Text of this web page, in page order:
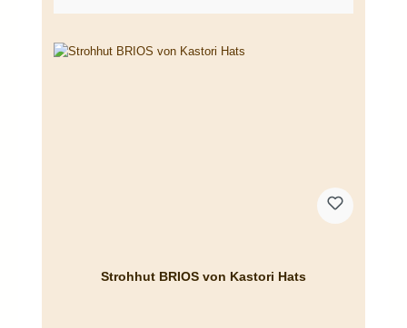
Strohhut BRIOS von Kastori Hats